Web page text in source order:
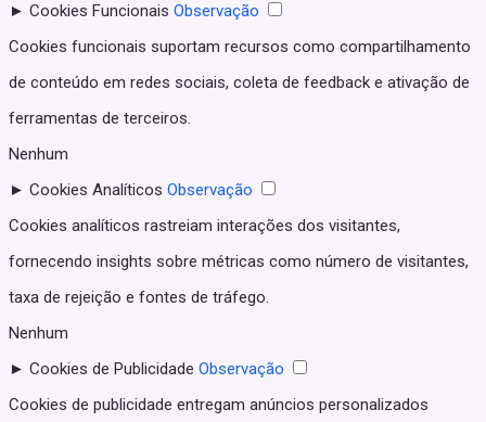
► Cookies Funcionais Observação
Cookies funcionais suportam recursos como compartilhamento
de conteúdo em redes sociais, coleta de feedback e ativação de
ferramentas de terceiros.
Nenhum
► Cookies Analíticos Observação
Cookies analíticos rastreiam interações dos visitantes,
fornecendo insights sobre métricas como número de visitantes,
taxa de rejeição e fontes de tráfego.
Nenhum
► Cookies de Publicidade Observação
Cookies de publicidade entregam anúncios personalizados